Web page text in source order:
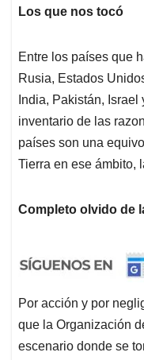
Los que nos tocó
Entre los países que
Rusia, Estados
India, Pakistán,
inventario de las
países son una
Tierra en ese ámbito,
Completo olvido de
Por acción y por
que la Organización
escenario donde se